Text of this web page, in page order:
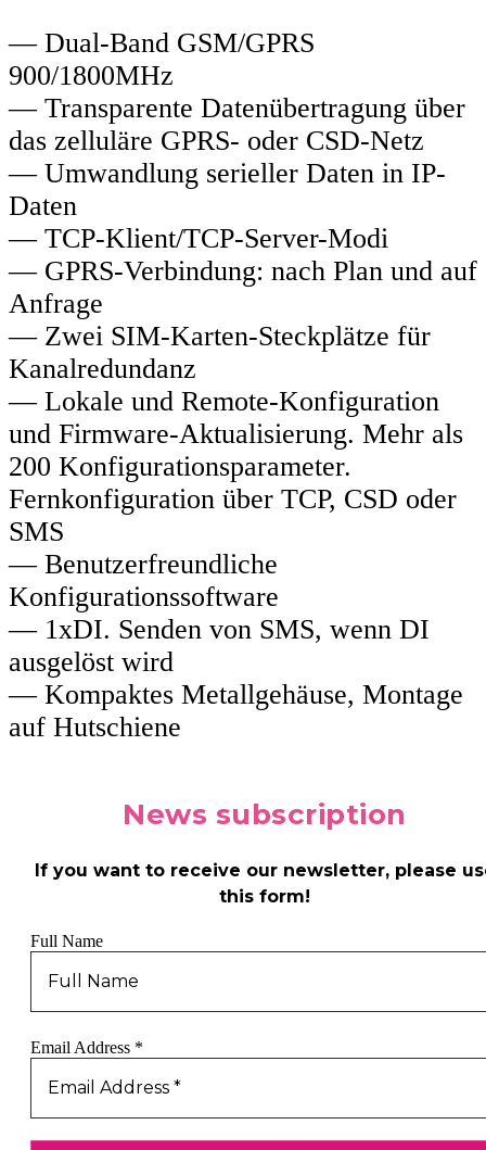
— Dual-Band GSM/GPRS
900/1800MHz
— Transparente Datenübertragung über
das zelluläre GPRS- oder CSD-Netz
— Umwandlung serieller Daten in IP-
Daten
— TCP-Klient/TCP-Server-Modi
— GPRS-Verbindung: nach Plan und auf
Anfrage
— Zwei SIM-Karten-Steckplätze für
Kanalredundanz
— Lokale und Remote-Konfiguration
und Firmware-Aktualisierung. Mehr als
200 Konfigurationsparameter.
Fernkonfiguration über TCP, CSD oder
SMS
— Benutzerfreundliche
Konfigurationssoftware
— 1xDI. Senden von SMS, wenn DI
ausgelöst wird
— Kompaktes Metallgehäuse, Montage
auf Hutschiene
News subscription
If you want to receive our newsletter, please
this form!
Full Name
Email Address *